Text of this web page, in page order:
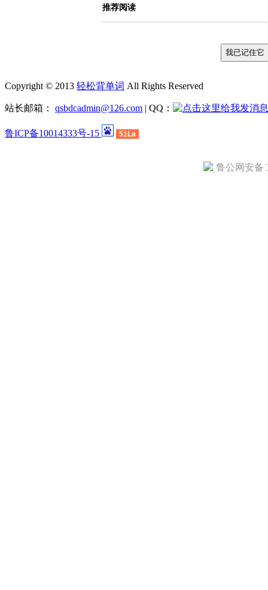
推荐阅读
Copyright © 2013 轻松背单词 All Rights Reserved
站长邮箱： qsbdcadmin@126.com | QQ：
鲁ICP备10014333号-15 51La
鲁公网安备